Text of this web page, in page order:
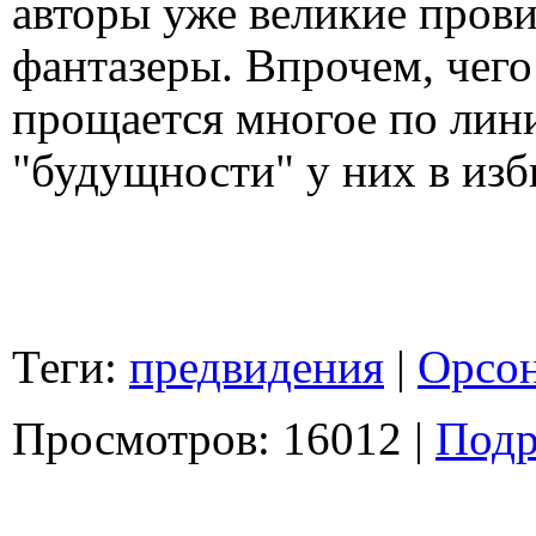
авторы уже великие
фантазеры. Впрочем,
прощается многое по
"будущности" у них в
Теги: предвидения |
Просмотров: 16012 |